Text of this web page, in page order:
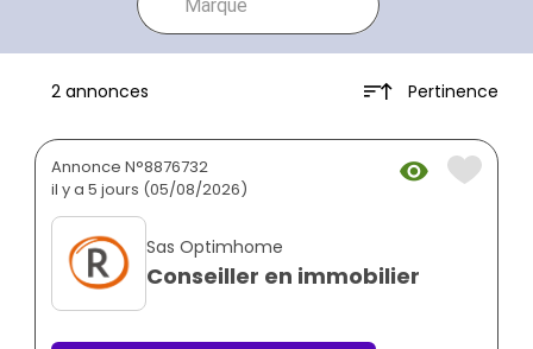
2 annonces Pertinence
Annonce N°8876732
il y a 5 jours (05/08/2026)
Sas Optimhome
Conseiller en immobilier